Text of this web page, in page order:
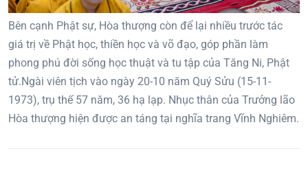
Bên cạnh Phật sự, Hòa thượng còn để lại nhiều trước tác
giá trị về Phật học, thiền học và võ đạo, góp phần làm
phong phú đời sống học thuật và tu tập của Tăng Ni, Phật
tử.Ngài viên tịch vào ngày 20-10 năm Quý Sửu (15-11-
1973), trụ thế 57 năm, 36 hạ lạp. Nhục thân của Trưởng lão
Hòa thượng hiện được an táng tại nghĩa trang Vĩnh Nghiêm.